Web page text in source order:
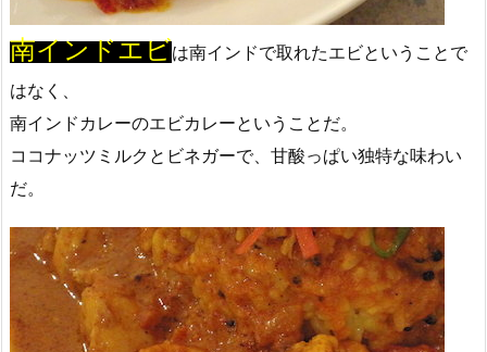
南インドエビは南インドで取れたエビということで
はなく、
南インドカレーのエビカレーということだ。
ココナッツミルクとビネガーで、甘酸っぱい独特な味わい
だ。